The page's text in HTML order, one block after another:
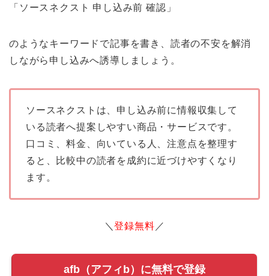
「ソースネクスト 申し込み前 確認」
のようなキーワードで記事を書き、読者の不安を解消
しながら申し込みへ誘導しましょう。
ソースネクストは、申し込み前に情報収集して
いる読者へ提案しやすい商品・サービスです。
口コミ、料金、向いている人、注意点を整理す
ると、比較中の読者を成約に近づけやすくなり
ます。
＼登録無料 ／
afb（アフィb）に無料で登録